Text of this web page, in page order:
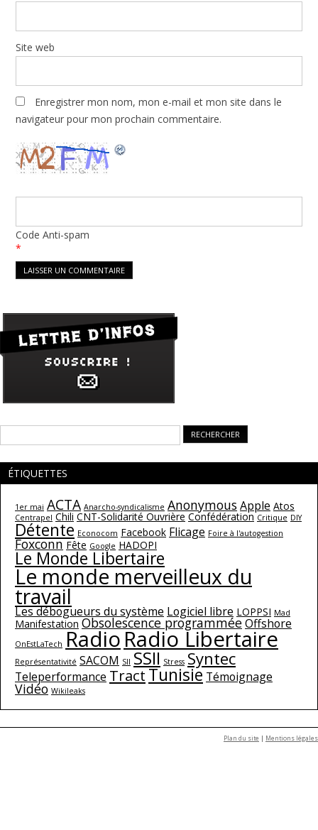
Site web
Enregistrer mon nom, mon e-mail et mon site dans le
navigateur pour mon prochain commentaire.
Code Anti-spam
*
ÉTIQUETTES
1er mai ACTA Anarcho-syndicalisme AnonymousApple Atos
Centrapel Chili CNT-Solidarité Ouvrière Confédération Critique DIY
Détente Econocom Facebook Flicage Foire à l'autogestion
Foxconn Fête Google HADOPI
Le Monde Libertaire
Le monde merveilleux du
travail
Les débogueurs du système Logiciel libre LOPPSI Mad
Manifestation Obsolescence programméeOffshore
OnEstLaTech RadioRadio Libertaire
Représentativité SACOM SII SSII Stress Syntec
Teleperformance TractTunisie Témoignage
Vidéo Wikileaks
Plan du site | Mentions légales